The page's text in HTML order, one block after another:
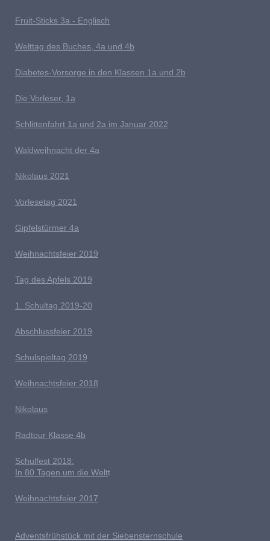
Fruit-Sticks 3a - Englisch
Welttag des Buches, 4a und 4b
Diabetes-Vorsorge in den Klassen 1a und 2b
Die Vorleser, 1a
Schlittenfahrt 1a und 2a im Januar 2022
Waldweihnacht der 4a
Nikolaus 2021
Vorlesetag 2021
Gipfelstürmer 4a
Weihnachtsfeier 2019
Tag des Apfels 2019
1. Schultag 2019-20
Abschlussfeier 2019
Schulspieltag 2019
Weihnachtsfeier 2018
Nikolaus
Radtour Klasse 4b
Schulfest 2018:
In 80 Tagen um die Weltt
Weihnachtsfeier 2017
Adventsfrühstück mit der Siebensternschule